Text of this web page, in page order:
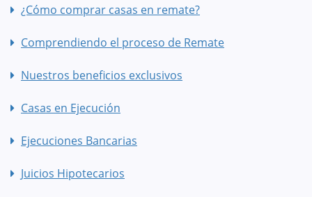
¿Cómo comprar casas en remate?
Comprendiendo el proceso de Remate
Nuestros beneficios exclusivos
Casas en Ejecución
Ejecuciones Bancarias
Juicios Hipotecarios